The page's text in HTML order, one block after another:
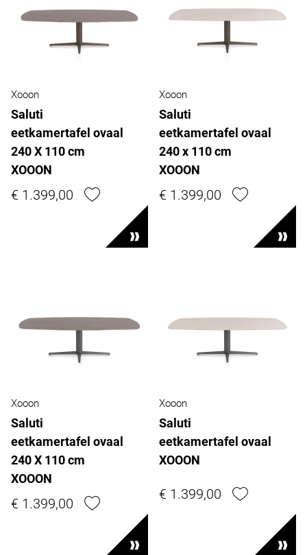
Xooon
Saluti
eetkamertafel ovaal
240 X 110 cm
XOOON
€ 1.399,00
Xooon
Saluti
eetkamertafel ovaal
240 x 110 cm
XOOON
€ 1.399,00
Xooon
Saluti
eetkamertafel ovaal
240 X 110 cm
XOOON
€ 1.399,00
Xooon
Saluti
eetkamertafel ovaal
XOOON
€ 1.399,00